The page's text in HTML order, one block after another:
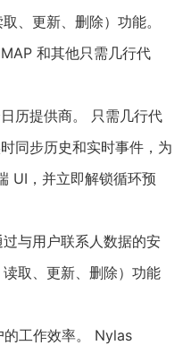
、更新、删除）功能。
和其他只需几行代
历提供商。 只需几行代
同步历史和实时事件，为
UI，并立即解锁循环预
与用户联系人数据的安
取、更新、删除）功能
工作效率。 Nylas